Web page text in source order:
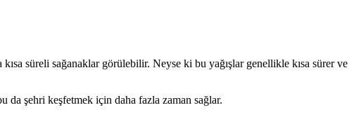
süreli sağanaklar görülebilir. Neyse ki bu yağışlar genellikle kısa sürer ve
da şehri keşfetmek için daha fazla zaman sağlar.